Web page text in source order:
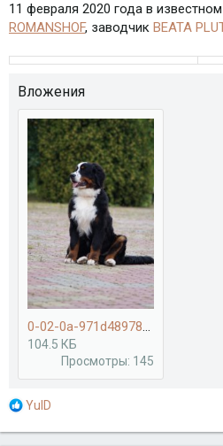
11 февраля 2020 года в
ROMANSHOF, заводчик BEATA
Вложения
0-02-0a-971d489783957b8f2fc2990fd8897910c9f164ef6fc0327ed92cc0c13b284997_b4be78c9.jpg
104.5 КБ
Просмотры: 145
Р
а
YulD